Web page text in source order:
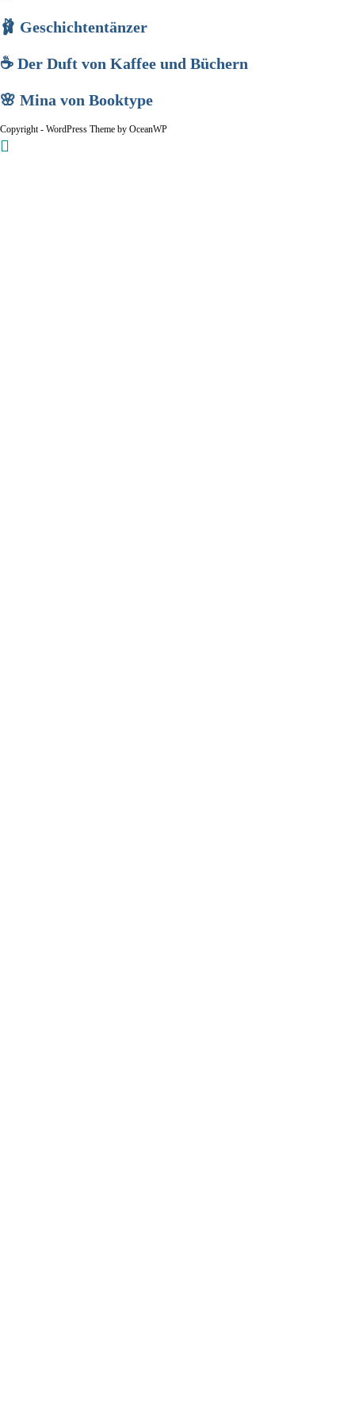
🩰 Geschichtentänzer
☕ Der Duft von Kaffee und Büchern
🌸 Mina von Booktype
Copyright - WordPress Theme by OceanWP